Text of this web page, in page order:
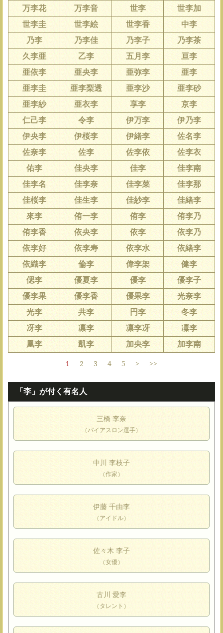
万李花
万李音 世李
世李加
世李圭
世李絵 世李香
中李
乃李
乃李佳 乃李子
乃李茶
久李亜
乙李 五月李
亘李
亜依李
亜央李 亜弥李
亜李
亜李圭
亜李梨透 亜李沙
亜李砂
亜李紗
亜衣李 享李
京李
仁己李
令李 伊万李
伊乃李
伊央李
伊桜李 伊緒李
佐名李
佐奈李
佐李 佐李依
佐李衣
佑李
佳央李 佳李
佳李南
佳李名
佳李奈 佳李菜
佳李那
佳桜李
佳生李 佳紗李
佳緒李
來李
侑一李 侑李
侑李乃
侑李香
依央李 依李
依李乃
依李好
依李寿 依李水
依緒李
依織李
倫李 偉李架
健李
偲李
優夏李 優李
優李子
優李果
優李香 優果李
光奈李
光李
共李 円李
冬李
冴李
凛李 凛李冴
凜李
凰李
凱李 加央李 加李南
1 2 3 4 5 > >>
「李」が付く有名人
三橋 李奈
（バイアスロン選手）
中川 李枝子
（作家）
伊藤 千由李
（アイドル）
佐々木 李子
（女優）
古川 愛李
（タレント）